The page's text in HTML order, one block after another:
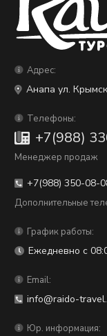
Адрес:
Анапа ул.
Телефоны:
+7(988)
Менеджер продаж
+7(988) 350-08-
Дополнительные
График работы:
Ежедневно с
Email:
info@raido-
Юр. информация: